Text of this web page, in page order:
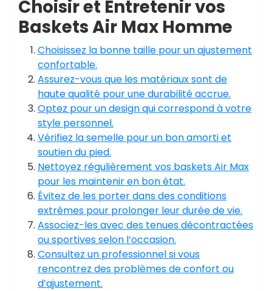
Choisir et Entretenir vos
Baskets Air Max Homme
Choisissez la bonne taille pour un ajustement
confortable.
Assurez-vous que les matériaux sont de
haute qualité pour une durabilité accrue.
Optez pour un design qui correspond à votre
style personnel.
Vérifiez la semelle pour un bon amorti et
soutien du pied.
Nettoyez régulièrement vos baskets Air Max
pour les maintenir en bon état.
Évitez de les porter dans des conditions
extrêmes pour prolonger leur durée de vie.
Associez-les avec des tenues décontractées
ou sportives selon l’occasion.
Consultez un professionnel si vous
rencontrez des problèmes de confort ou
d’ajustement.